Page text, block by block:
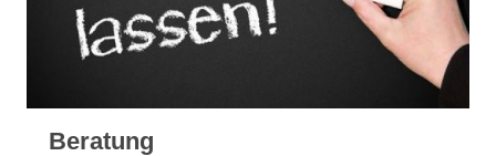
Beratung